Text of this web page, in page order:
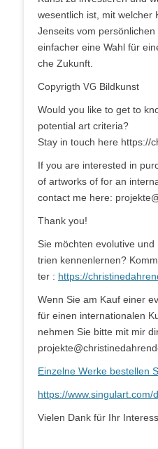
wesent­lich ist, mit wel­cher
Jen­seits vom
ein­fa­cher eine Wahl für
che Zukunft.
Copy­rigth VG Bildkunst
Would you like to get to
po­ten­ti­al art cri­te­ria?
Stay in touch here https://
If you are inte­res­ted in
of art­works of for an
cont­act me here:
Thank you!
Sie möch­ten evo­lu­ti­ve
trien ken­nen­ler­nen?
ter : https://
Wenn Sie am Kauf einer
für einen inter­na­tio­na­len
neh­men Sie bit­te mit mir
Ein­zel­ne Wer­ke bestel­len
https://
Vie­len Dank für Ihr